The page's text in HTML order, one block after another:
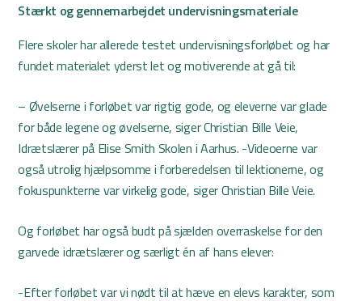
Stærkt og gennemarbejdet undervisningsmateriale
Flere skoler har allerede testet undervisningsforløbet og har
fundet materialet yderst let og motiverende at gå til:
– Øvelserne i forløbet var rigtig gode, og eleverne var glade
for både legene og øvelserne, siger Christian Bille Veie,
Idrætslærer på Elise Smith Skolen i Aarhus. -Videoerne var
også utrolig hjælpsomme i forberedelsen til lektionerne, og
fokuspunkterne var virkelig gode, siger Christian Bille Veie.
Og forløbet har også budt på sjælden overraskelse for den
garvede idrætslærer og særligt én af hans elever:
-Efter forløbet var vi nødt til at hæve en elevs karakter, som